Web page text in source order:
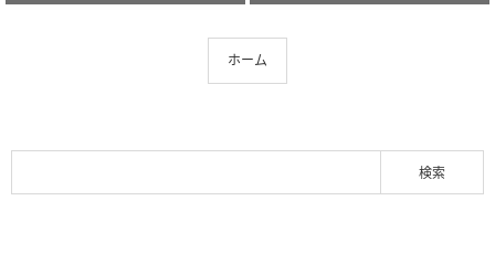
ホーム